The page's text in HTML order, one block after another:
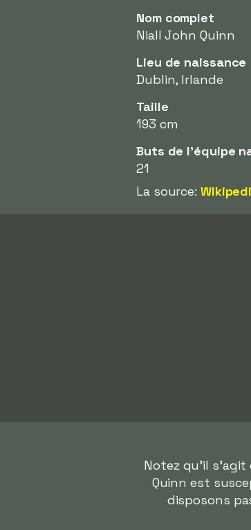
Nom complet
Niall John Quinn
Lieu de naissance
Dublin, Irlande
Taille
193 cm
Buts de l'équipe
21
La source:
Notez qu'il s'agit
Quinn est
disposons